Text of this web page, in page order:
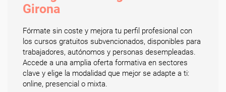
Girona
Fórmate sin coste y mejora tu perfil profesional con
los cursos gratuitos subvencionados, disponibles para
trabajadores, autónomos y personas desempleadas.
Accede a una amplia oferta formativa en sectores
clave y elige la modalidad que mejor se adapte a ti:
online, presencial o mixta.